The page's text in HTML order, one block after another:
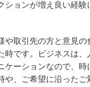
ションが増え良い経験
や取引先の方と意見の
時です。ビジネスは、
ケーションなので、時
や、ご希望に沿ったご